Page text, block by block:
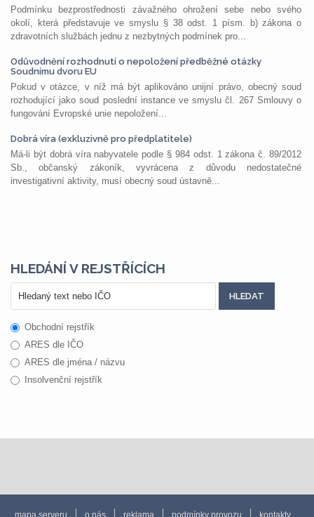
Podmínku bezprostřednosti závažného ohrožení sebe nebo svého
okolí, která představuje ve smyslu § 38 odst. 1 písm. b) zákona o
zdravotních službách jednu z nezbytných podmínek pro...
Odůvodnění rozhodnutí o nepoložení předběžné otázky
Soudnímu dvoru EU
Pokud v otázce, v níž má být aplikováno unijní právo, obecný soud
rozhodující jako soud poslední instance ve smyslu čl. 267 Smlouvy o
fungování Evropské unie nepoložení...
Dobrá víra (exkluzivně pro předplatitele)
Má-li být dobrá víra nabyvatele podle § 984 odst. 1 zákona č. 89/2012
Sb., občanský zákoník, vyvrácena z důvodu nedostatečné
investigativní aktivity, musí obecný soud ústavně...
HLEDÁNÍ V REJSTŘÍCÍCH
Obchodní rejstřík
ARES dle IČO
ARES dle jména / názvu
Insolvenční rejstřík
mapa serveru o nás reklama podmínky provozu kontakty